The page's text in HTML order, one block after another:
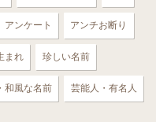
アンケート アンチお断り
まれ 珍しい名前
和風な名前 芸能人・有名人